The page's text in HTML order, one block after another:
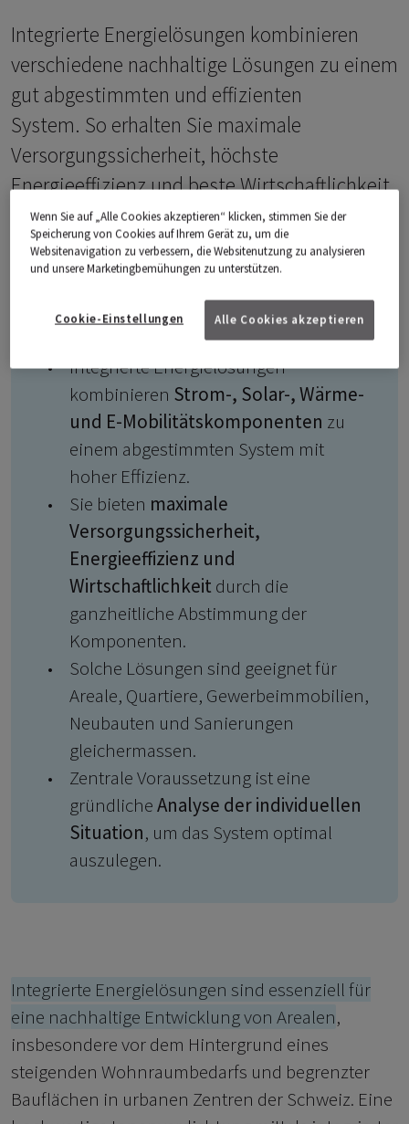
Integrierte Energielösungen kombinieren
verschiedene nachhaltige Lösungen zu einem
gut abgestimmten und effizienten
System. So erhalten Sie maximale
Versorgungssicherheit, höchste
Energieeffizienz und beste Wirtschaftlichkeit.
das Wichtigste in Kürze
Integrierte Energielösungen
kombinieren Strom-, Solar-, Wärme-
und E-Mobilitätskomponenten zu
einem abgestimmten System mit
hoher Effizienz.
Sie bieten maximale
Versorgungssicherheit,
Energieeffizienz und
Wirtschaftlichkeit durch die
ganzheitliche Abstimmung der
Komponenten.
Solche Lösungen sind geeignet für
Areale, Quartiere, Gewerbeimmobilien,
Neubauten und Sanierungen
gleichermassen.
Zentrale Voraussetzung ist eine
gründlicheAnalyse der individuellen
Situation, um das System optimal
auszulegen.
Integrierte Energielösungen sind essenziell für
eine nachhaltige Entwicklung von Arealen,
insbesondere vor dem Hintergrund eines
steigenden Wohnraumbedarfs und begrenzter
Bauflächen in urbanen Zentren der Schweiz. Eine
Wenn Sie auf „Alle Cookies akzeptieren“ klicken, stimmen Sie der
Speicherung von Cookies auf Ihrem Gerät zu, um die
Websitenavigation zu verbessern, die Websitenutzung zu analysieren
und unsere Marketingbemühungen zu unterstützen.
Alle Cookies akzeptieren
Cookie-Einstellungen